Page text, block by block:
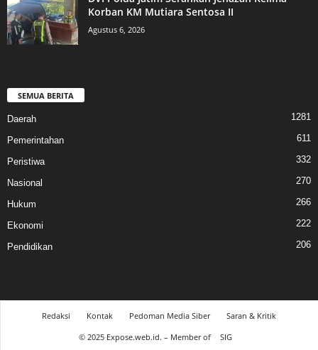
Korban KM Mutiara Sentosa II
Agustus 6, 2026
SEMUA BERITA
Daerah 1281
Pemerintahan 611
Peristiwa 332
Nasional 270
Hukum 266
Ekonomi 222
Pendidikan 206
Redaksi Kontak Pedoman Media Siber
Saran & Kritik
© 2025 Expose.web.id. – Member of
SIG